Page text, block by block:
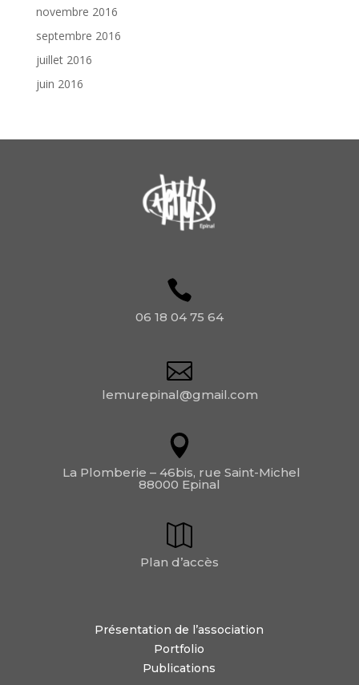
novembre 2016
septembre 2016
juillet 2016
juin 2016
06 18 04 75 64
lemurepinal@gmail.com
La Plomberie – 46bis, rue Saint-Michel
88000 Epinal
Plan d’accès
Présentation de l’association
Portfolio
Publications